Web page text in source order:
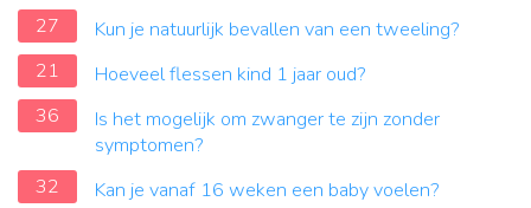
27
Kun je natuurlijk bevallen van een tweeling?
21
Hoeveel flessen kind 1 jaar oud?
36
Is het mogelijk om zwanger te zijn zonder
symptomen?
32
Kan je vanaf 16 weken een baby voelen?